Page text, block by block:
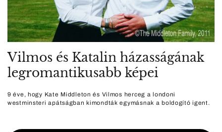
Vilmos és Katalin házasságának
legromantikusabb képei
9 éve, hogy Kate Middleton és Vilmos herceg a londoni
westminsteri apátságban kimondták egymásnak a boldogító igent.